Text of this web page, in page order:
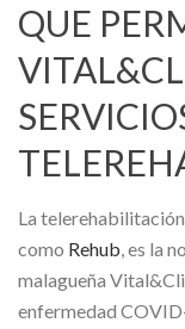
QUE
La
como Rehub, es la
malagueña
enfermedad